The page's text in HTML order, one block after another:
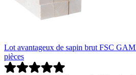
Lot avantageux de sapin brut FSC
pièces